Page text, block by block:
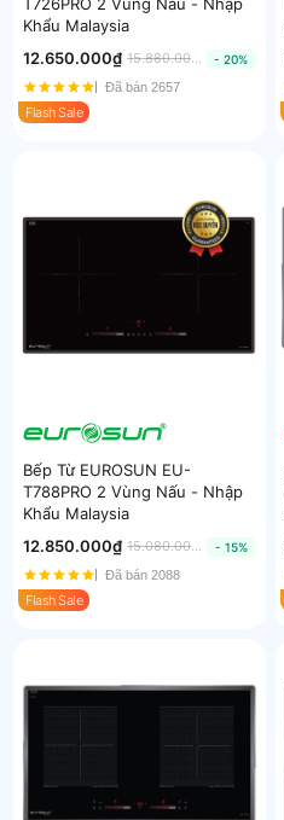
Khẩu Malaysia
12.650.000₫
- 20%
Đã bán 2657
Flash Sale
Bếp Từ EUROSUN EU-
T788PRO 2 Vùng Nấu - Nhập
Khẩu Malaysia
12.850.000₫
- 15%
Đã bán 2088
Flash Sale